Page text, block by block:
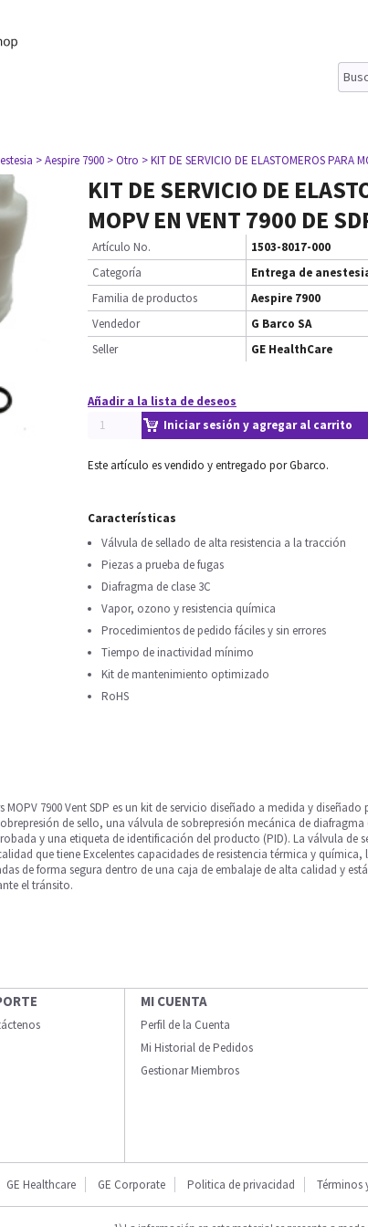
> Aespire 7900 > Otro > KIT DE SERVICIO DE ELASTOMEROS PARA
KIT DE SERVICIO DE
MOPV EN VENT 7900 DE
Artículo No.
1503-8017-000
Categoría
Entrega de
Familia de productos
Aespire 7900
Vendedor
G Barco SA
Seller
GE HealthCare
Añadir a la lista de deseos
Iniciar sesión y agregar al carrito
Este artículo es vendido y entregado por Gbarco.
Características
Válvula de sellado de alta resistencia a la tracción
Piezas a prueba de fugas
Diafragma de clase 3C
Vapor, ozono y resistencia química
Procedimientos de pedido fáciles y sin errores
Tiempo de inactividad mínimo
Kit de mantenimiento optimizado
RoHS
7900 Vent SDP es un kit de servicio diseñado a medida y
de sello, una válvula de sobrepresión mecánica de
y una etiqueta de identificación del producto (PID). La válvula
que tiene Excelentes capacidades de resistencia térmica y
de forma segura dentro de una caja de embalaje de alta calidad y
el tránsito.
MI CUENTA
Perfil de la Cuenta
Mi Historial de Pedidos
Gestionar Miembros
GE Healthcare GE Corporate Politica de privacidad Términos